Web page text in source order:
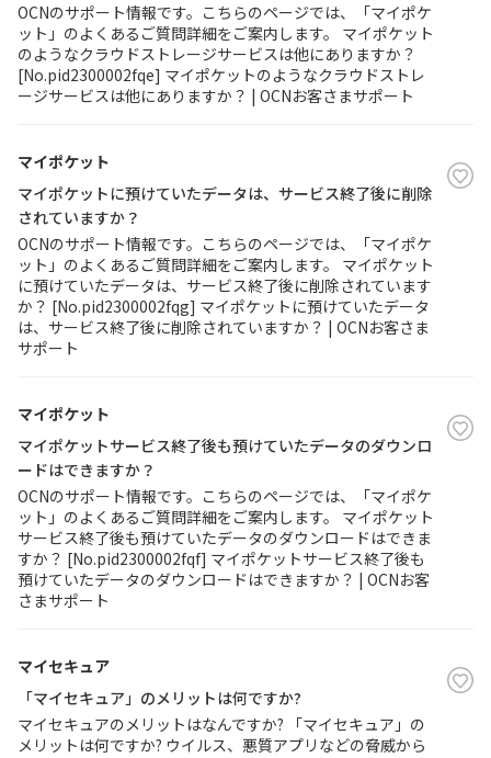
OCNのサポート情報です。こちらのページでは、「マイポケ
ット」のよくあるご質問詳細をご案内します。 マイポケット
のようなクラウドストレージサービスは他にありますか？
[No.pid2300002fqe] マイポケットのようなクラウドストレ
ージサービスは他にありますか？ | OCNお客さまサポート
マイポケット
マイポケットに預けていたデータは、サービス終了後に削除
されていますか？
OCNのサポート情報です。こちらのページでは、「マイポケ
ット」のよくあるご質問詳細をご案内します。 マイポケット
に預けていたデータは、サービス終了後に削除されています
か？ [No.pid2300002fqg] マイポケットに預けていたデータ
は、サービス終了後に削除されていますか？ | OCNお客さま
サポート
マイポケット
マイポケットサービス終了後も預けていたデータのダウンロ
ードはできますか？
OCNのサポート情報です。こちらのページでは、「マイポケ
ット」のよくあるご質問詳細をご案内します。 マイポケット
サービス終了後も預けていたデータのダウンロードはできま
すか？ [No.pid2300002fqf] マイポケットサービス終了後も
預けていたデータのダウンロードはできますか？ | OCNお客
さまサポート
マイセキュア
「マイセキュア」のメリットは何ですか?
マイセキュアのメリットはなんですか? 「マイセキュア」の
メリットは何ですか? ウイルス、悪質アプリなどの脅威から